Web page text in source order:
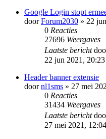
Google Login stopt
doorForum2030 » 22
0 Reacties
27696 Weergaves
Laatste bericht
22 jun 2021, 20:23
Header banner extensie
doornl1sms » 27 mei
0 Reacties
31434 Weergaves
Laatste bericht
27 mei 2021, 12:04